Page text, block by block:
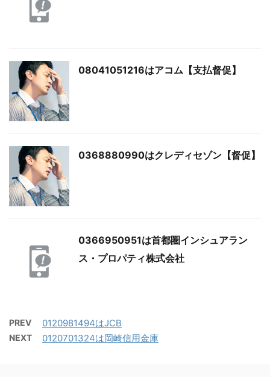
08041051216はアコム【支払督促】
0368880990はクレディセゾン【督促】
0366950951は首都圏インシュアラン
ス・プロパティ株式会社
PREV 0120981494はJCB
NEXT 0120701324は岡崎信用金庫